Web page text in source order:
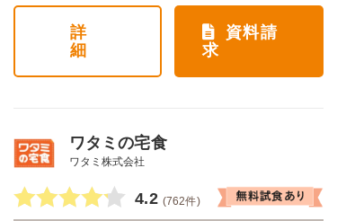
詳
細
資料請
求
ワタミの宅食
ワタミ株式会社
4.2 (762件)